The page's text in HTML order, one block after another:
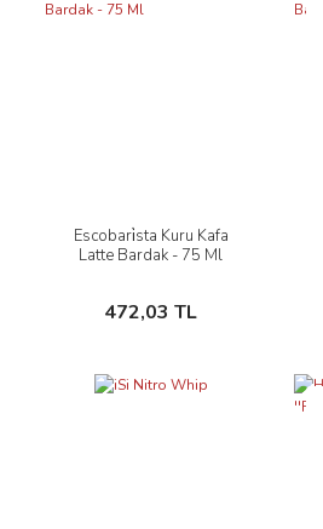
Escobari̇sta Kuru Kafa
Latte Bardak - 75 Ml
472,03 TL
İncele
Sepete Ekle